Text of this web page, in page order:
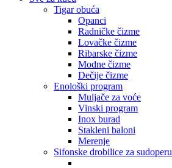
Tigar obuća
Opanci
Radničke čizme
Lovačke čizme
Ribarske čizme
Modne čizme
Dečije čizme
Enološki program
Muljače za voće
Vinski program
Inox burad
Stakleni baloni
Merenje
Sifonske drobilice za sudoperu